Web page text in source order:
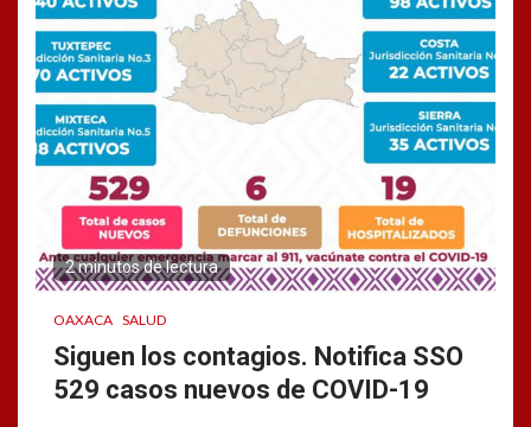
2 minutos de lectura
OAXACA SALUD
Siguen los contagios. Notifica SSO
529 casos nuevos de COVID-19